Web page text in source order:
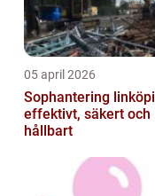
05 april 2026
Sophantering
effektivt, säkert och
hållbart